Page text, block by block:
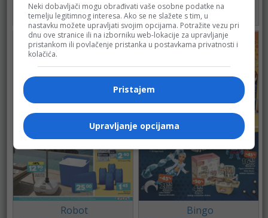
do 09.08.2026.
489
do 11.08.2026.
506
Robot Bingo
Neki dobavljači mogu obrađivati vaše osobne podatke na
temelju legitimnog interesa. Ako se ne slažete s tim, u
nastavku možete upravljati svojim opcijama. Potražite vezu pri
dnu ove stranice ili na izborniku web-lokacije za upravljanje
pristankom ili povlačenje pristanka u postavkama privatnosti i
kolačića.
Pristajem
Upravljanje opcijama